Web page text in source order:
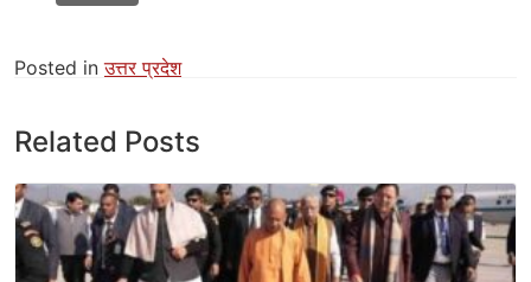
Posted inउत्तर प्रदेश
Related Posts